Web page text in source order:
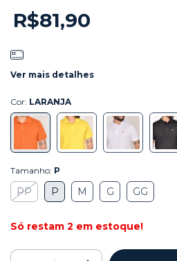
R$81,90
Ver mais detalhes
Cor: LARANJA
Tamanho: P
PP P M G GG
Só restam 2 em estoque!